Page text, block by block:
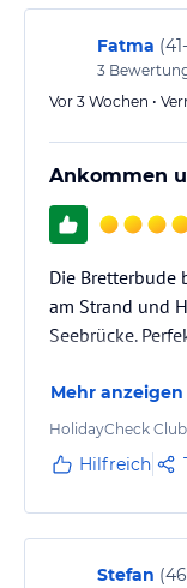
Zimmer leider
Kinder und
Mitarbeiter…
Fatma (
3
Vor 3 Wochen •
Ankommen
Die Bretterbude
am Strand und
Seebrücke.
Mehr anzeigen
HolidayCheck
Hilfreich
Stefan (